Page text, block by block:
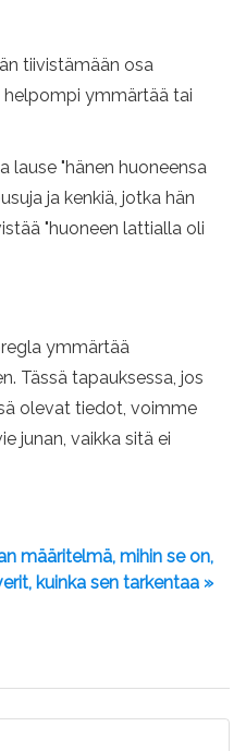
tiivistämään osa
ymmärtää tai
lause "hänen huoneensa
ja kenkiä, jotka hän
"huoneen lattialla oli
ymmärtää
Tässä tapauksessa, jos
olevat tiedot, voimme
junan, vaikka sitä ei
määritelmä, mihin se on,
kuinka sen tarkentaa »